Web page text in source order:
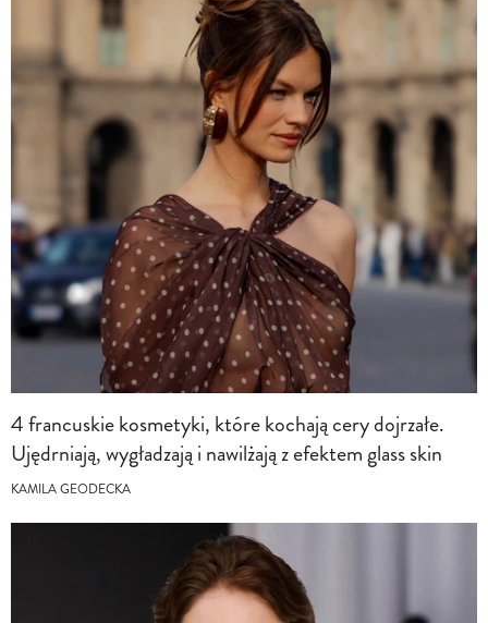
4 francuskie kosmetyki, które kochają cery dojrzałe.
Ujędrniają, wygładzają i nawilżają z efektem glass skin
KAMILA GEODECKA